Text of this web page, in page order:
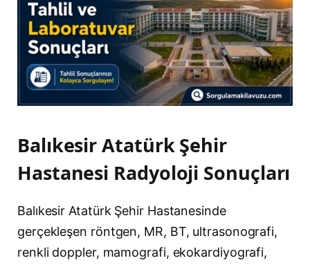
Balıkesir Atatürk Şehir
Hastanesi Radyoloji Sonuçları
Balıkesir Atatürk Şehir Hastanesinde
gerçekleşen röntgen, MR, BT, ultrasonografi,
renkli doppler, mamografi, ekokardiyografi,